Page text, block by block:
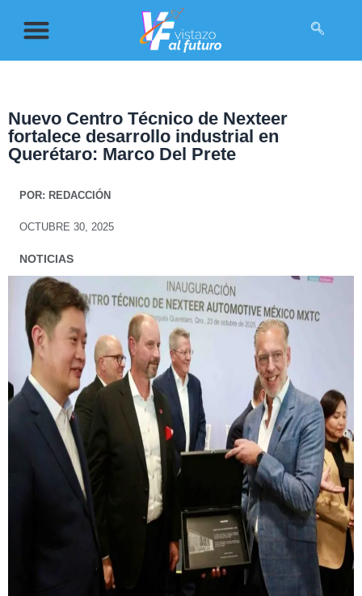
Nuevo Centro Técnico de Nexteer
fortalece desarrollo industrial en
Querétaro: Marco Del Prete
POR: REDACCIÓN
OCTUBRE 30, 2025
NOTICIAS